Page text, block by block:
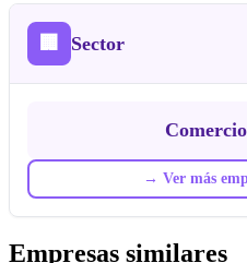
Sector
→ Ver más
Empresas similares